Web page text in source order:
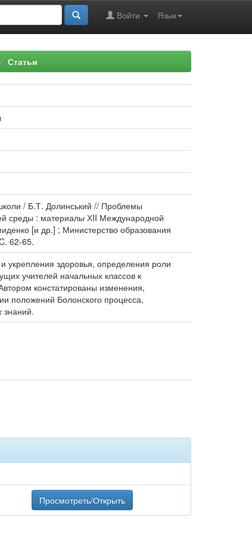
Язык
Войти
Статьи
школи / Б.Т. Долинський // Проблемы
среды : материалы ХII Международной
[и др.] ; Министерство образования
62-65.
укрепления здоровья, определения роли
учителей начальных классов к
констатированы изменения,
положений Болонского процесса,
знаний.
Просмотреть/Открыть